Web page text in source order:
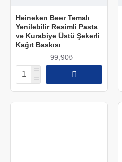
Heineken Beer Temalı
Yenilebilir Resimli Pasta
ve Kurabiye Üstü Şekerli
Kağıt Baskısı
99,90₺